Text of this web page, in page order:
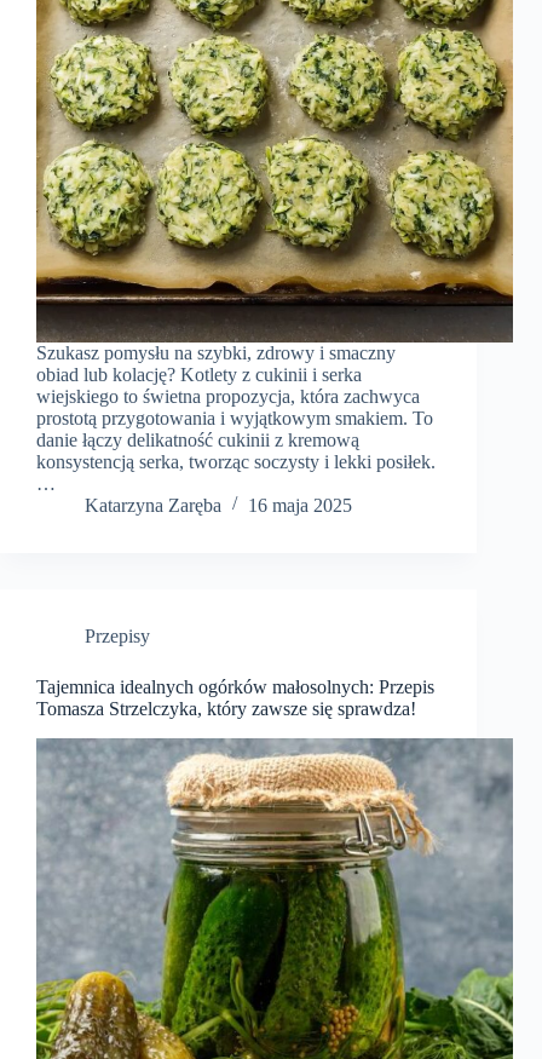
Szukasz pomysłu na szybki, zdrowy i smaczny
obiad lub kolację? Kotlety z cukinii i serka
wiejskiego to świetna propozycja, która zachwyca
prostotą przygotowania i wyjątkowym smakiem. To
danie łączy delikatność cukinii z kremową
konsystencją serka, tworząc soczysty i lekki posiłek.
…
Katarzyna Zaręba
16 maja 2025
Przepisy
Tajemnica idealnych ogórków małosolnych: Przepis
Tomasza Strzelczyka, który zawsze się sprawdza!